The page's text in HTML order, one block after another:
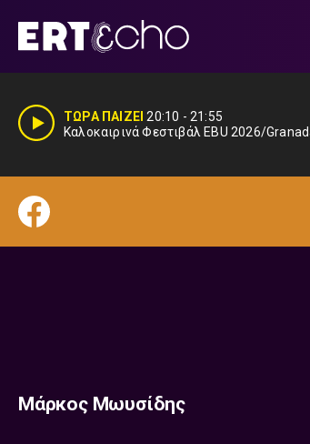
περιεχόμενο
ΤΩΡΑ ΠΑΙΖΕΙ 20:10 -21:55
Καλοκαιρινά Φεστιβάλ EBU 2026/
Μάρκος Μωυσίδης